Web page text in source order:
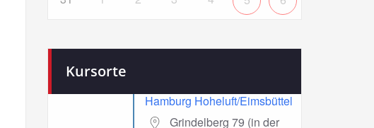
Kursorte
Hamburg Hoheluft/Eimsbüttel
Grindelberg 79 (in der